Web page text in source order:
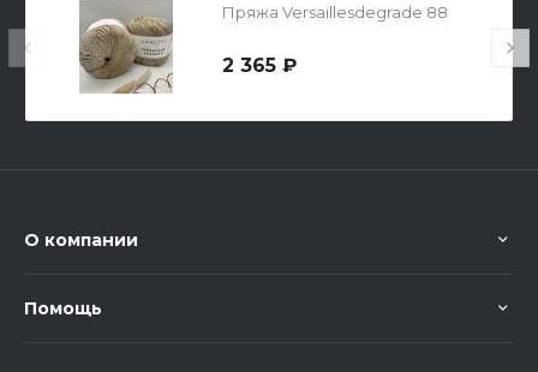
Пряжа Versaillesdegrade 88
2 365 ₽
О компании
Помощь